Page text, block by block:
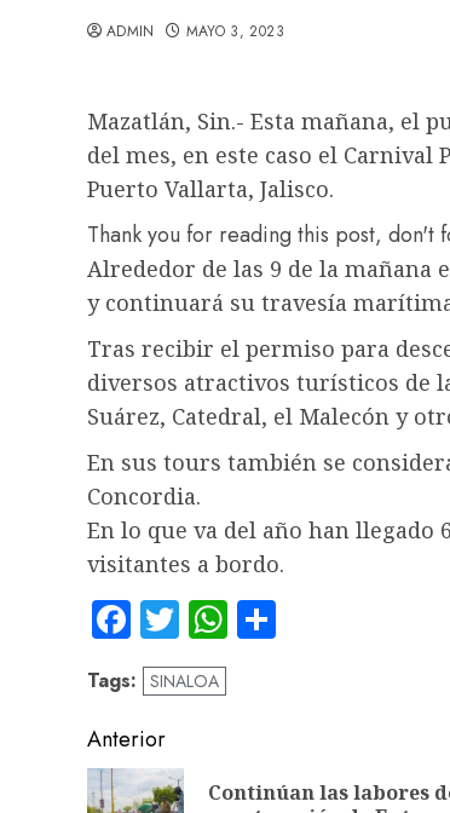
ADMIN MAYO 3, 2023
Mazatlán, Sin.- Esta mañana, el
del mes, en este caso el Carnival
Puerto Vallarta, Jalisco.
Thank you for reading this post, don't
Alrededor de las 9 de la mañana
y continuará su travesía marítima
Tras recibir el permiso para
diversos atractivos turísticos de
Suárez, Catedral, el Malecón y
En sus tours también se
Concordia.
En lo que va del año han llegado
visitantes a bordo.
Facebook
TwitterWhatsApp
Tags: SINALOA
Navegación
de
Anterior
Continúan las labores